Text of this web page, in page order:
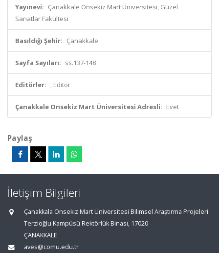
Yayınevi: Çanakkale Onsekiz Mart Üniversitesi, Güzel
Sanatlar Fakültesi
Basıldığı Şehir: Çanakkale
Sayfa Sayıları: ss.137-148
Editörler: , Editör
Çanakkale Onsekiz Mart Üniversitesi Adresli: Evet
Paylaş
İletişim Bilgileri
Çanakkala Onsekiz Mart Üniversitesi Bilimsel Araştırma Projeleri
Terzioğlu Kampüsü Rektörlük Binası, 17020
ÇANAKKALE
aves@comu.edu.tr